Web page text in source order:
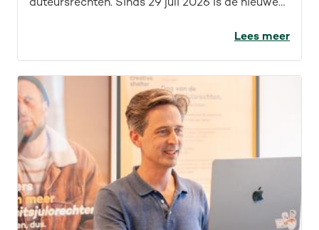
auteursrechten. Sinds 29 juli 2026 is de nieuwe
voor IT’ers? Welke opdrachten vallen nu onder
een overzicht.
Lees meer